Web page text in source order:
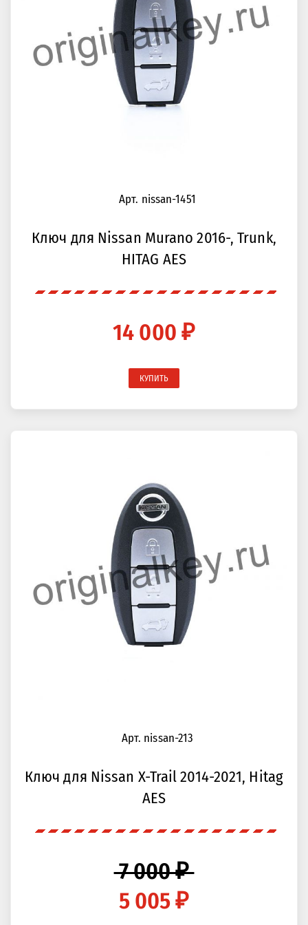
Арт. nissan-1451
Ключ для Nissan Murano 2016-, Trunk,
HITAG AES
14 000 ₽
КУПИТЬ
Арт. nissan-213
Ключ для Nissan X-Trail 2014-2021, Hitag
AES
7 000 ₽
5 005 ₽